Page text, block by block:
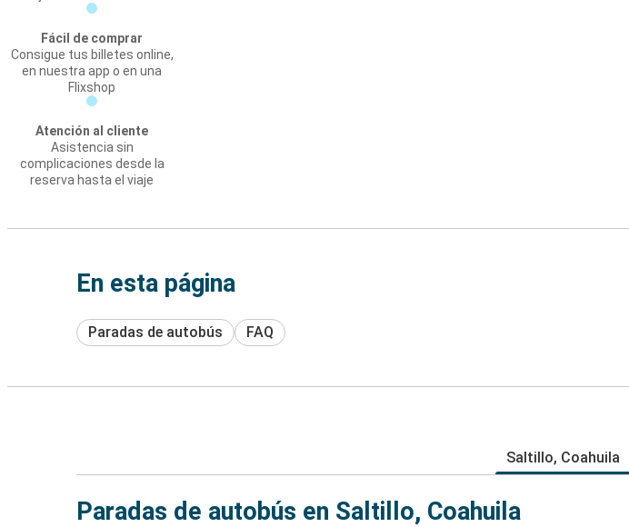
Fácil de comprar
Consigue tus billetes online,
en nuestra app o en una
Flixshop
Atención al cliente
Asistencia sin
complicaciones desde la
reserva hasta el viaje
En esta página
Paradas de autobús FAQ
Saltillo, Coahuila
Paradas de autobús en Saltillo, Coahuila